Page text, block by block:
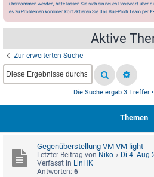
übernommen werden, bitte lassen Sie sich ein neues Passwort über
es zu Problemen kommen kontaktieren Sie das Bus-Profi Team per
Aktive
Zur erweiterten Suche
Die Suche ergab 3 Treffer
Themen
Gegenüberstellung VM VM light
Letzter Beitrag von Niko « Di 4. Aug
Verfasst in LinHK
Antworten: 6